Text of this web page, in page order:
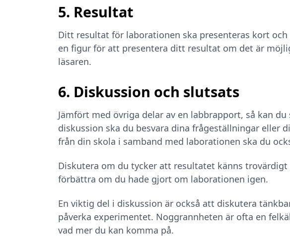
5. Resultat
Ditt resultat för laborationen ska presenteras kort
en figur för att presentera ditt resultat om det är
läsaren.
6. Diskussion och slutsats
Jämfört med övriga delar av en labbrapport, så kan
diskussion ska du besvara dina frågeställningar eller
från din skola i samband med laborationen ska du
Diskutera om du tycker att resultatet känns
förbättra om du hade gjort om laborationen igen.
En viktig del i diskussion är också att diskutera
påverka experimentet. Noggrannheten är ofta en
vad mer du kan komma på.